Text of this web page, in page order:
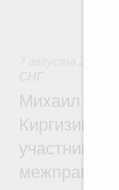
СНГ
Михаил
Киргизии
участников